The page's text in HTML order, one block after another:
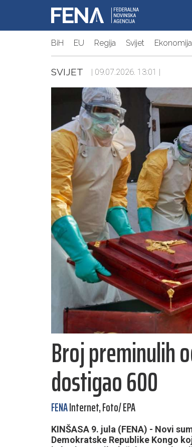
BiH EU Regija Svijet Ekonomija
SVIJET | 09.07.2026. 13:01 |
Broj preminulih
dostigao 600
FENAInternet, Foto/ EPA
KINŠASA 9. jula (FENA) - Novi
Demokratske Republike Kongo